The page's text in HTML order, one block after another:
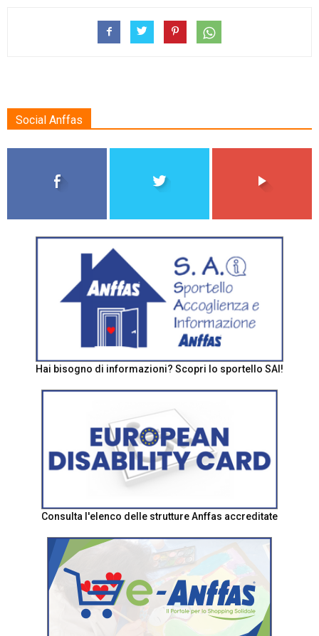
Social Anffas
Hai bisogno di informazioni? Scopri lo sportello SAI!
Consulta l'elenco delle strutture Anffas accreditate